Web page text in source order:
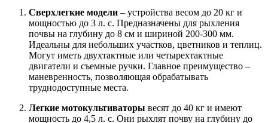
Сверхлегкие модели – устройства весом до 20 кг и
мощностью до 3 л. с. Предназначены для рыхления
почвы на глубину до 8 см и шириной 200-300 мм.
Идеальны для небольших участков, цветников и теплиц.
Могут иметь двухтактные или четырехтактные
двигатели и съемные ручки. Главное преимущество –
маневренность, позволяющая обрабатывать
труднодоступные места.
Легкие мотокультиваторы весят до 40 кг и имеют
мощность до 4,5 л. с. Они рыхлят почву на глубину до